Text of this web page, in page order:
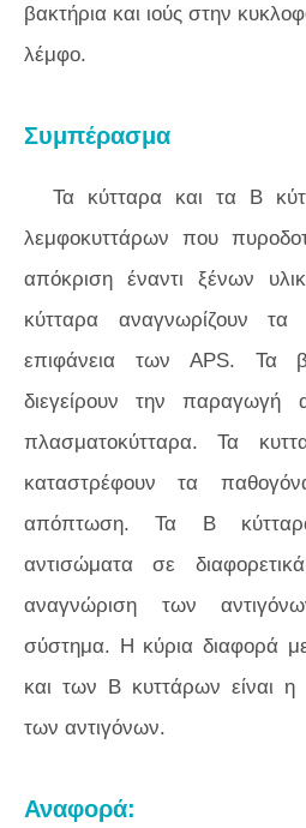
βακτήρια και ιούς στην
λέμφο.
Συμπέρασμα
Τα κύτταρα και τα Β
λεμφοκυττάρων που
απόκριση έναντι ξένων
κύτταρα αναγνωρίζουν τα
επιφάνεια των APS. Τα
διεγείρουν την παραγωγή
πλασματοκύτταρα. Τα
καταστρέφουν τα
απόπτωση. Τα Β
αντισώματα σε
αναγνώριση των
σύστημα. Η κύρια διαφορά
και των Β κυττάρων είναι η
των αντιγόνων.
Αναφορά: